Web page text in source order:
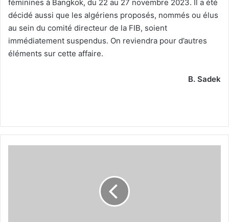
féminines à Bangkok, du 22 au 27 novembre 2023. Il a été
décidé aussi que les algériens proposés, nommés ou élus
au sein du comité directeur de la FIB, soient
immédiatement suspendus. On reviendra pour d’autres
éléments sur cette affaire.
B. Sadek